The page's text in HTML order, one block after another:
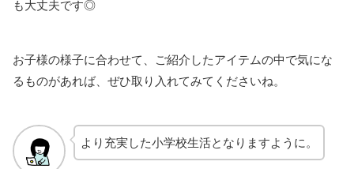
も大丈夫です◎
お子様の様子に合わせて、ご紹介したアイテムの中で気にな
るものがあれば、ぜひ取り入れてみてくださいね。
より充実した小学校生活となりますように。